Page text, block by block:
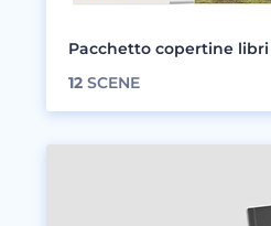
Pacchetto copertine
12 SCENE